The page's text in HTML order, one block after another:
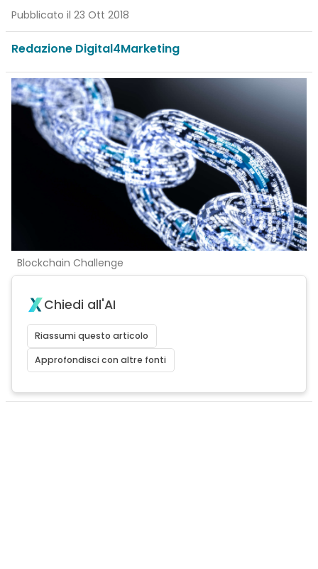
Pubblicato il 23 Ott 2018
Redazione Digital4Marketing
Blockchain Challenge
Chiedi all'AI
Riassumi questo articolo
Approfondisci con altre fonti